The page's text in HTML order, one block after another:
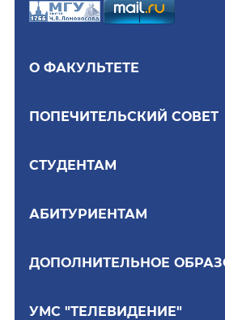
О ФАКУЛЬТЕТЕ
ПОПЕЧИТЕЛЬСКИЙ СОВЕТ
СТУДЕНТАМ
АБИТУРИЕНТАМ
ДОПОЛНИТЕЛЬНОЕ
УМС "ТЕЛЕВИДЕНИЕ"